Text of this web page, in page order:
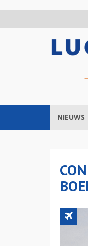
NIEUWS